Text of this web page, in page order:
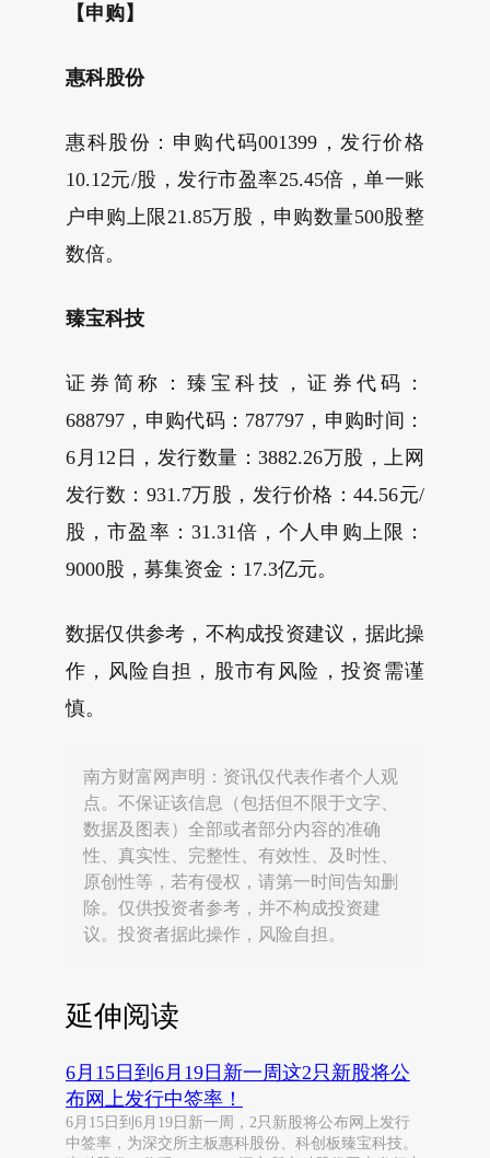
【申购】
惠科股份
惠科股份：申购代码001399，发行价格
10.12元/股，发行市盈率25.45倍，单一账
户申购上限21.85万股，申购数量500股整
数倍。
臻宝科技
证券简称：臻宝科技，证券代码：
688797，申购代码：787797，申购时间：
6月12日，发行数量：3882.26万股，上网
发行数：931.7万股，发行价格：44.56元/
股，市盈率：31.31倍，个人申购上限：
9000股，募集资金：17.3亿元。
数据仅供参考，不构成投资建议，据此操
作，风险自担，股市有风险，投资需谨
慎。
南方财富网声明：资讯仅代表作者个人观
点。不保证该信息（包括但不限于文字、
数据及图表）全部或者部分内容的准确
性、真实性、完整性、有效性、及时性、
原创性等，若有侵权，请第一时间告知删
除。仅供投资者参考，并不构成投资建
议。投资者据此操作，风险自担。
延伸阅读
6月15日到6月19日新一周这2只新股将公
布网上发行中签率！
6月15日到6月19日新一周，2只新股将公布网上发行
中签率，为深交所主板惠科股份、科创板臻宝科技。